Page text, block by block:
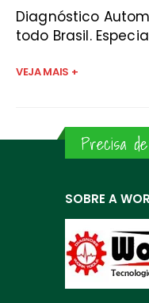
Diagnóstico
todo Brasil.
VEJA MAIS +
Precisa
SOBRE A